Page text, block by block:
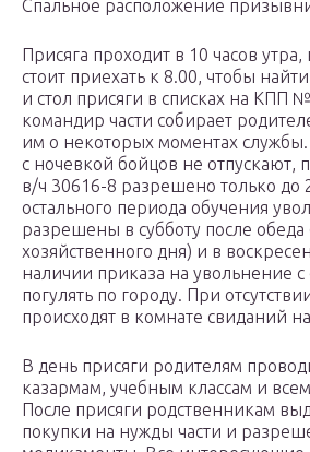
Спальное расположение
Присяга проходит в 10 часов
стоит приехать к 8.00, чтобы
и стол присяги в списках на КПП
командир части собирает
им о некоторых моментах
с ночевкой бойцов не отпускают,
в/ч 30616-8 разрешено только до
остального периода обучения
разрешены в субботу после обеда
хозяйственного дня) и в
наличии приказа на увольнение
погулять по городу. При
происходят в комнате свиданий
В день присяги родителям
казармам, учебным классам и
После присяги родственникам
покупки на нужды части и